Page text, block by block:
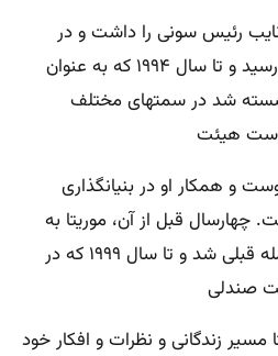
۱۹۵۹ عنوان نایب رئیس سونی را داشت و در
سال ۱۹۷۱ به ریاست سونی رسید و تا سال ۱۹۹۴ که به عنوان
شد در سمتهای مختلف
هیئت
و همکار او در بنیانگذاری
۱۹۹۷ درگذشت. چهارسال قبل از آن، موریتا به
هنگام بازی تنیس دچار حمله قبلی شد و تا سال ۱۹۹۹ که در
زندگانی و نظرات و افکار خود